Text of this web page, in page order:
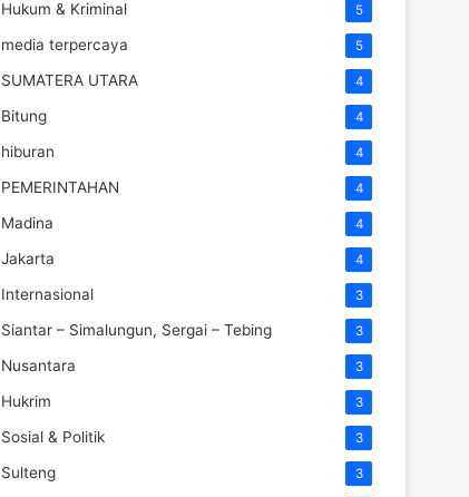
Hukum & Kriminal 5
media terpercaya 5
SUMATERA UTARA 4
Bitung 4
hiburan 4
PEMERINTAHAN 4
Madina 4
Jakarta 4
Internasional 3
Siantar – Simalungun, Sergai – Tebing 3
Nusantara 3
Hukrim 3
Sosial & Politik 3
Sulteng 3